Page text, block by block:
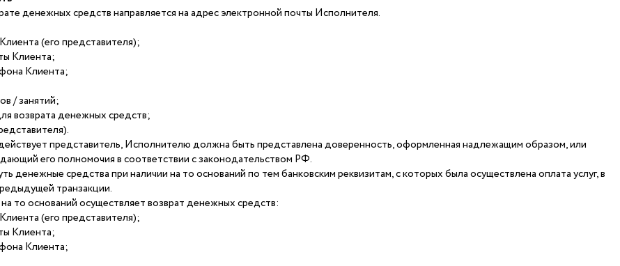
денежных средств направляется на адрес электронной почты Исполнителя.
(его представителя);
Клиента;
Клиента;
/ занятий;
возврата денежных средств;
представитель, Исполнителю должна быть представлена доверенность, оформленная надлежащим образом, или
его полномочия в соответствии с законодательством РФ.
денежные средства при наличии на то оснований по тем банковским реквизитам, с которых была осуществлена оплата услуг, в
транзакции.
то оснований осуществляет возврат денежных средств:
(его представителя);
Клиента;
Клиента;